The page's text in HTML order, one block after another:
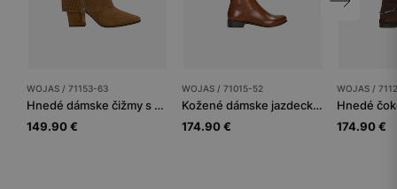
WOJAS / 71153-63
Hnedé dámske čižmy s prelamovanou sárou
149.90 €
WOJAS / 71015-52
Kožené dámske jazdecké čižmy v hnedej farbe
174.90 €
WOJAS /
174.90 €